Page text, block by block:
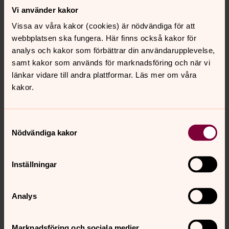
Vi använder kakor
Vissa av våra kakor (cookies) är nödvändiga för att
webbplatsen ska fungera. Här finns också kakor för
analys och kakor som förbättrar din användarupplevelse,
samt kakor som används för marknadsföring och när vi
länkar vidare till andra plattformar. Läs mer om våra
kakor.
Nödvändiga kakor
Inställningar
Analys
Film: Ibelin
Internets mest mänskliga kärna blottläggs i årets mest
gripande dokumentär om den norska gamern Mats liv
som Ibelin. När Mats Steen går bort i sviterna av sin
muskelsjukdom sörjer föräldrarna vad de trott var ett
och har ett brett nätverk av vänner runtom i världen.
Vi får höra om det positiva livet på nätet från filmens
, animatören, tillika gamern
, präst i Svenska